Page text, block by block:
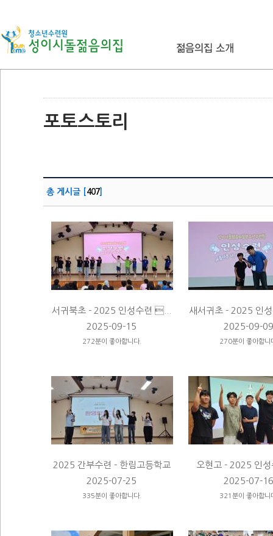
포토스토리
총 게시글 [ 407]
서귀북초 - 2025 인성수련 ...
2025-09-15
272분이 좋아합니다.
새서귀초 - 2025 인
2025-09-
270분이 좋아합니
2025 간부수련 - 한림고등학교
2025-07-25
335분이 좋아합니다.
오현고 - 2025 인
2025-07-
321분이 좋아합니